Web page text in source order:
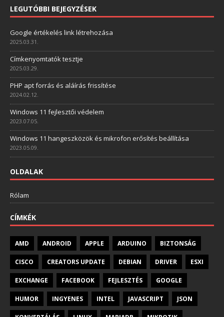
LEGUTÓBBI BEJEGYZÉSEK
Google értékelés link létrehozása
2025.03.31.
Címkenyomtatók tesztje
2025.03.29.
PHP apt forrás és aláírás frissítése
2024.02.12.
Windows 11 fejlesztői védelem
2023.07.05.
Windows 11 hangeszközök és mikrofon erősítés beállítása
2023.05.09.
OLDALAK
Rólam
CÍMKÉK
AMD ANDROID APPLE ARDUINO BIZTONSÁG
CISCO CREATORS UPDATE DEBIAN DRIVER ESXI
EXCHANGE FACEBOOK FEJLESZTÉS GOOGLE
HUMOR INGYENES INTEL JAVASCRIPT JSON